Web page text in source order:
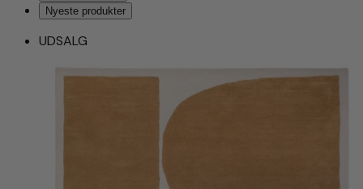
Nyeste produkter
UDSALG